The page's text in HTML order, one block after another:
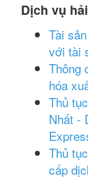
Dịch vụ
Tài
với tài
Thông
hóa
Thủ
Nhất -
Thủ
cấp